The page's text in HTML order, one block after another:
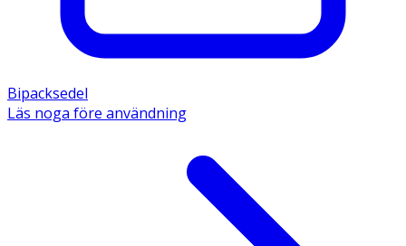
Bipacksedel
Läs noga före användning